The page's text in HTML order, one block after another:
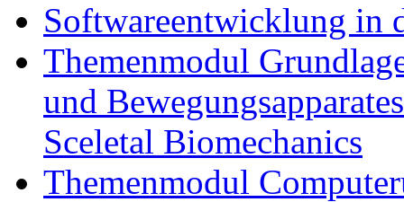
Softwareentwicklung in
Themenmodul
und
Sceletal Biomechanics
Themenmodul